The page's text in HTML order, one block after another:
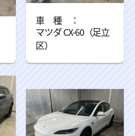
マツダ CX-60（足立
区）